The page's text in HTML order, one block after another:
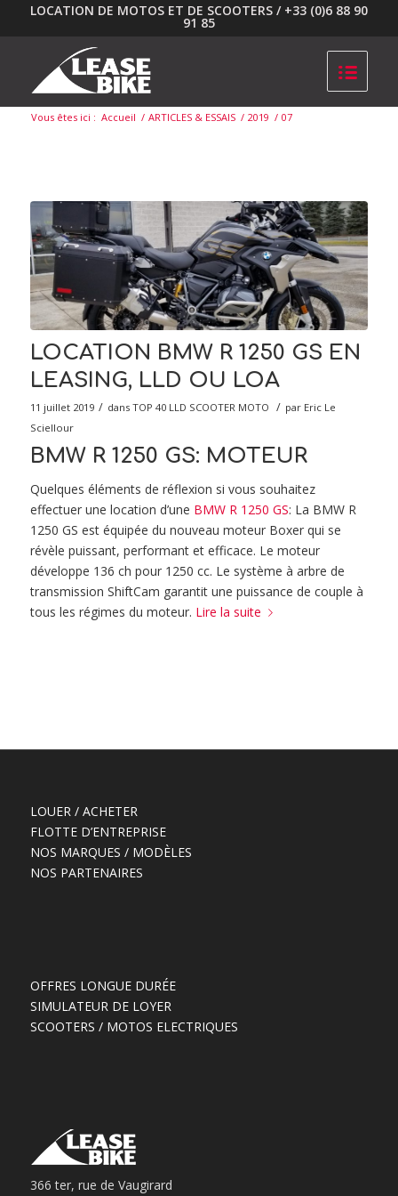
LOCATION DE MOTOS ET DE SCOOTERS / +33 (0)6 88 90
91 85
Vous êtes ici : Accueil / ARTICLES & ESSAIS / 2019 / 07
LOCATION BMW R 1250 GS EN
LEASING, LLD OU LOA
11 juillet 2019 / dans TOP 40 LLD SCOOTER MOTO / par Eric Le
Sciellour
BMW R 1250 GS: MOTEUR
Quelques éléments de réflexion si vous souhaitez
effectuer une location d’une BMW R 1250 GS: La BMW R
1250 GS est équipée du nouveau moteur Boxer qui se
révèle puissant, performant et efficace. Le moteur
développe 136 ch pour 1250 cc. Le système à arbre de
transmission ShiftCam garantit une puissance de couple à
tous les régimes du moteur. Lire la suite
LOUER / ACHETER
FLOTTE D’ENTREPRISE
NOS MARQUES / MODÈLES
NOS PARTENAIRES
OFFRES LONGUE DURÉE
SIMULATEUR DE LOYER
SCOOTERS / MOTOS ELECTRIQUES
366 ter, rue de Vaugirard